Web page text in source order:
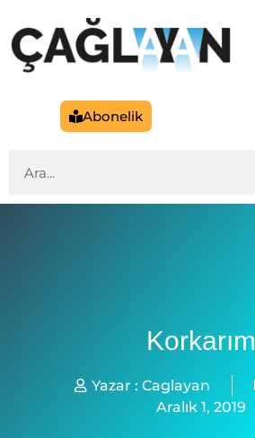
Abonelik
Korkarım
Yazar : Caglayan
Aralık 1, 2019